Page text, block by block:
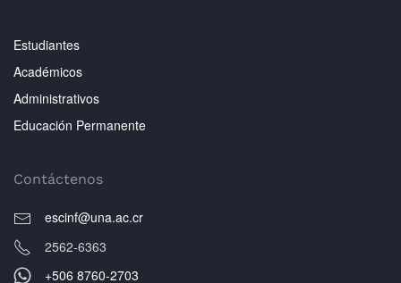
Estudiantes
Académicos
Administrativos
Educación Permanente
Contáctenos
escinf@una.ac.cr
2562-6363
+506 8760-2703